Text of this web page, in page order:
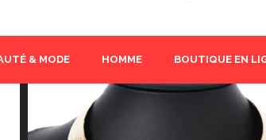
& MODE HOMME BOUTIQUE EN